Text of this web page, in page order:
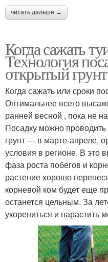
читать дальше →
Когда сажать
Технология
открытый грунт
Когда сажать или сроки
Оптимальнее всего
ранней весной , пока не
Посадку можно проводить
грунт — в марте-апреле,
условия в регионе. В это
фаза роста побегов и
растение хорошо
корневой ком будет еще
останется цельным. За
укорениться и нарастить